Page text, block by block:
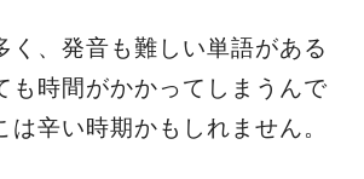
く、発音も難しい単語がある
も時間がかかってしまうんで
は辛い時期かもしれません。